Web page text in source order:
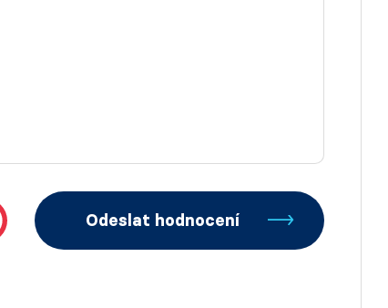
Odeslat hodnocení